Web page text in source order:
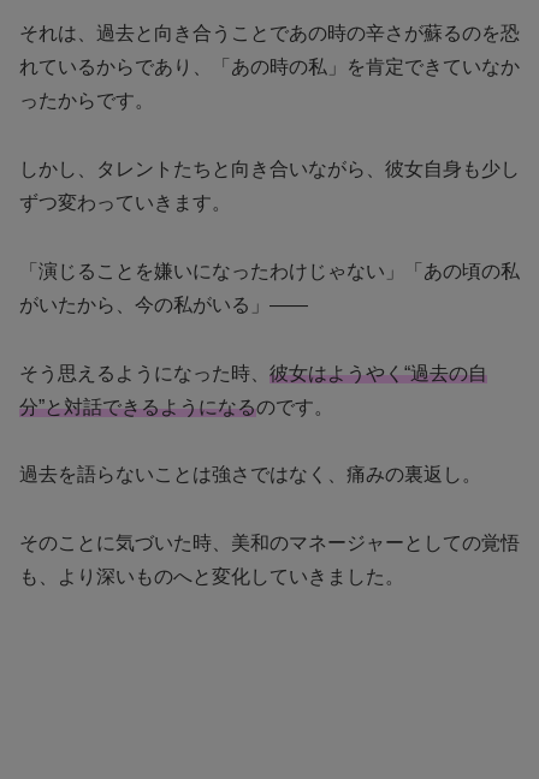
それは、過去と向き合うことであの時の辛さが蘇るのを恐
れているからであり、「あの時の私」を肯定できていなか
ったからです。
しかし、タレントたちと向き合いながら、彼女自身も少し
ずつ変わっていきます。
「演じることを嫌いになったわけじゃない」「あの頃の私
がいたから、今の私がいる」――
そう思えるようになった時、 彼女はようやく“過去の自
分”と対話できるようになるのです。
過去を語らないことは強さではなく、痛みの裏返し。
そのことに気づいた時、美和のマネージャーとしての覚悟
も、より深いものへと変化していきました。